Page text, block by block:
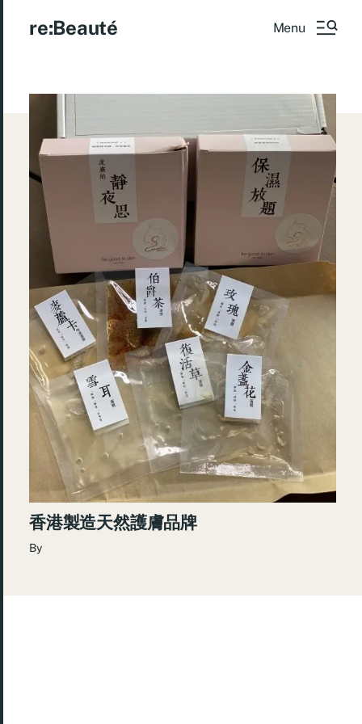
re:Beauté Menu
香港製造天然護膚品牌
By